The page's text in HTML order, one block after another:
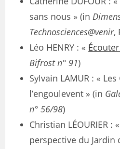
sans nous » (in
Technosciences@venir,
Léo HENRY : «
Bifrost n° 91)
Sylvain LAMUR : «
l’engoulevent » (in
n° 56/98)
Christian LÉOURIER :
perspective du Jardin